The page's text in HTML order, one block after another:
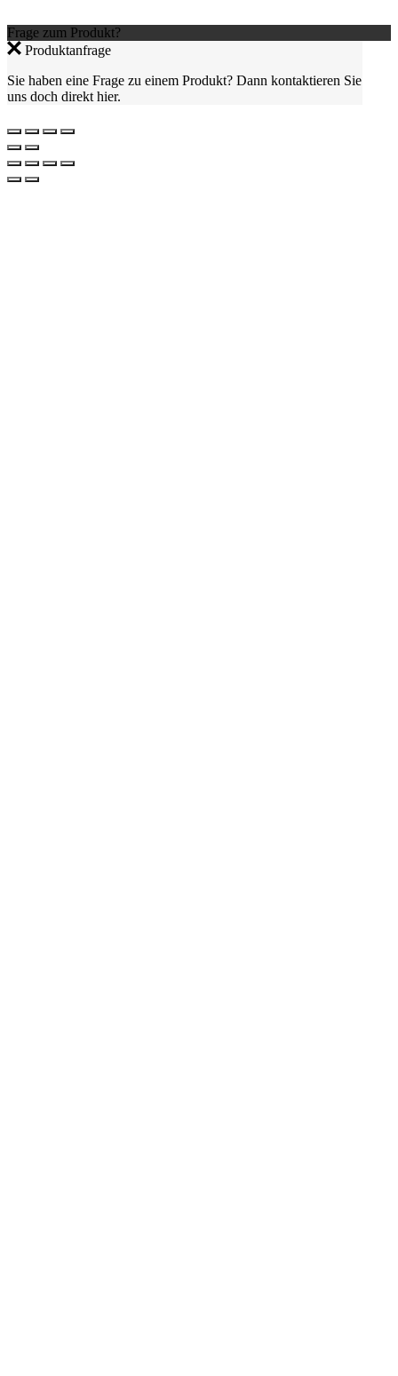
Frage zum Produkt?
Produktanfrage
Sie haben eine Frage zu einem Produkt? Dann kontaktieren Sie
uns doch direkt hier.